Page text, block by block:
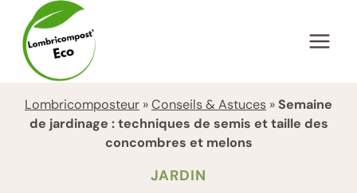
contenu
Lombricomposteur »Conseils & Astuces » Semaine
de jardinage : techniques de semis et taille des
concombres et melons
JARDIN